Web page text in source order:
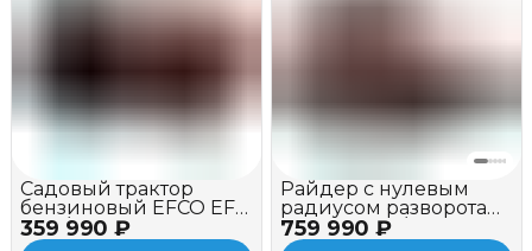
359 990 ₽
Садовый трактор
бензиновый EFCO EF
109L/ 19 KV
759 990 ₽
Райдер с нулевым
радиусом разворота
EFCO ZT 117 / 24 K V